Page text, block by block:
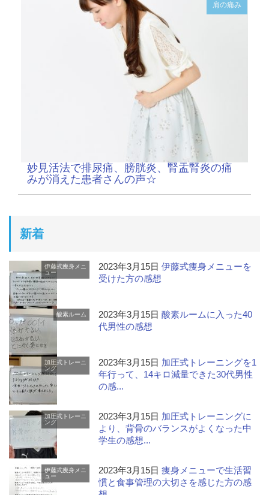
肩の痛み
妙見活法で排尿痛、膀胱炎、腎盂腎炎の痛
みが消えた患者さんの声☆
新着
伊藤式痩身メニ
ュー
2023年3月15日伊藤式痩身メニューを
受けた方の感想
酸素ルーム 2023年3月15日酸素ルームに入った40
代男性の感想
加圧式トレーニ
ング
2023年3月15日 加圧式トレーニングを1
年行って、14キロ減量できた30代男性
の感...
加圧式トレーニ
ング
2023年3月15日 加圧式トレーニングに
より、背骨のバランスがよくなった中
学生の感想...
伊藤式痩身メニ
ュー
2023年3月15日痩身メニューで生活習
慣と食事管理の大切さを感じた方の感